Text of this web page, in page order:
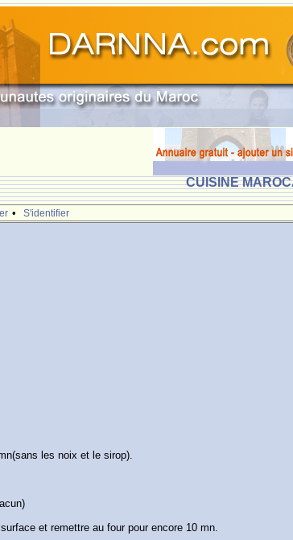
CUISINE
• S'identifier
les noix et le sirop).
et remettre au four pour encore 10 mn.